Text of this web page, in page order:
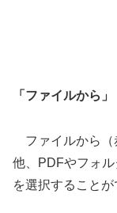
「ファイルから」
ファイルから
他、PDFやフォ
を選択することが